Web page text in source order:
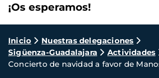
¡Os esperamos!
Ruta
de
navegación
Inicio
Nuestras delegaciones
Sigüenza-Guadalajara
Actividades
Concierto de navidad a favor de